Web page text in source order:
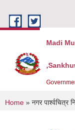
Madi
You are
Home » नगर पार्श्वचित्र